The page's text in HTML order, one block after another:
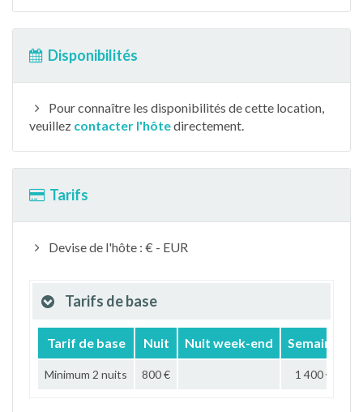
Disponibilités
Pour connaître les disponibilités de cette location,
veuillez contacter l'hôtedirectement.
Tarifs
Devise de l'hôte : € - EUR
Tarifs de base
Tarif de base Nuit Nuit week-end Semaine
Minimum 2 nuits 800 € 1 400 €